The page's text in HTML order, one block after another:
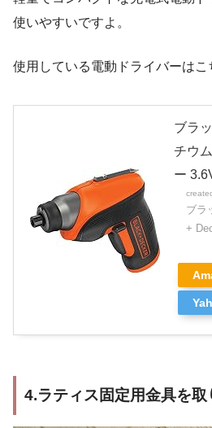
使いやすいですよ。
使用している電動ドライバーは
ブラ
チウ
ー
ブラ
+
4.ラティス固定用金具を取